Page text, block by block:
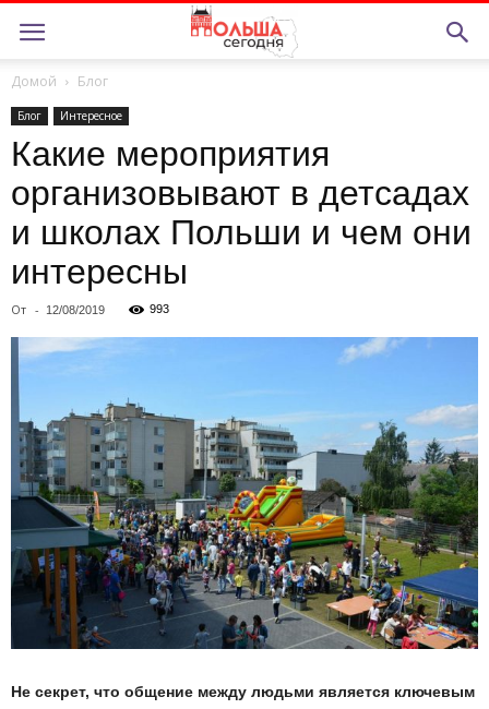
Домой Блог
Блог Интересное
Какие мероприятия
организовывают в детсадах
и школах Польши и чем они
интересны
От - 12/08/2019 993
Не секрет, что общение между людьми является ключевым